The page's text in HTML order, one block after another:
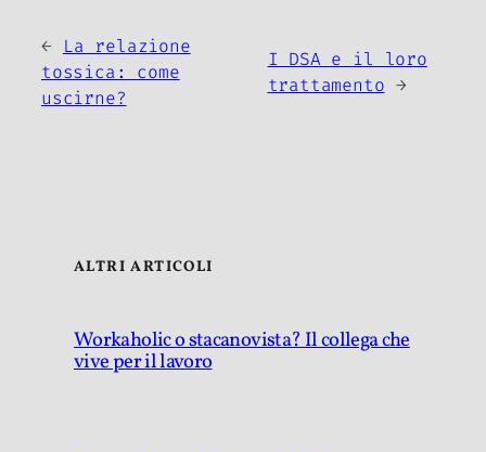
← La relazione
tossica: come
uscirne?
I DSA e il loro
trattamento →
ALTRI ARTICOLI
Workaholic o stacanovista? Il collega che
vive per il lavoro